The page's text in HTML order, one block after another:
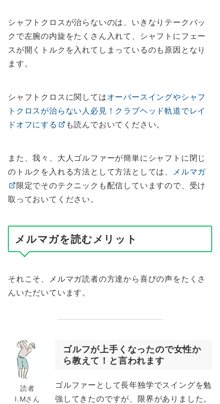
シャフトクロスが治らないのは、いきなりテークバッ
クで左腕の内旋をたくさん入れて、シャフトにフェー
スが開くトルクを入れてしまっているのも原因となり
ます。
シャフトクロスに関してはオーバースイングやシャフ
トクロスが治らない人必見！クラブヘッド軌道でレイ
ドオフにする
も読んでおいてください。
また、我々、大人ゴルファーが簡単にシャフトに閉じ
のトルクを入れる方法として方法としては、
メルマガ
限定でそのテクニックも配信していますので、受け
取っておいてください。
メルマガを読むメリット
それこそ、メルマガ読者の方達から喜びの声をたくさ
んいただいています。
読者
I.Mさん
ゴルフが上手くなったので女性か
ら教えて！と言われます
ゴルファーとして長年独学でスイングを勉
強してきたのですが、限界がありました。